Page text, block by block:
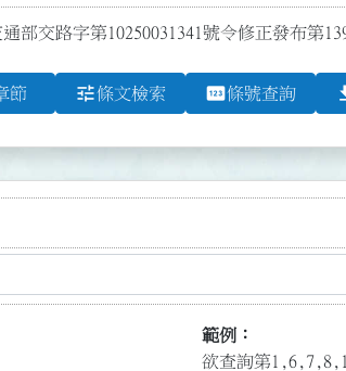
部交路字第10250031341號令修正發布第
節 tune條文檢索 pin條號查詢
範例：
欲查詢第